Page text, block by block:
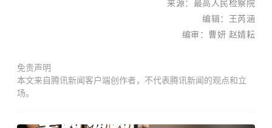
来源：最高人民检察院
编辑：王芮涵
编审：曹妍 赵婧耘
免责声明
本文来自腾讯新闻客户端创作者，不代表腾讯新闻的观点和立
场。